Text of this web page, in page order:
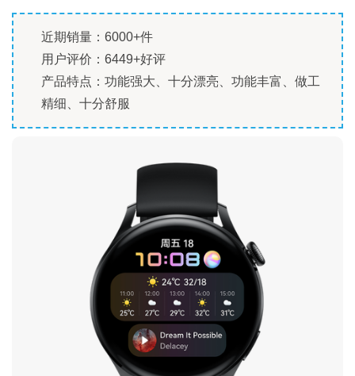
近期销量：6000+件
用户评价：6449+好评
产品特点：功能强大、十分漂亮、功能丰富、做工
精细、十分舒服